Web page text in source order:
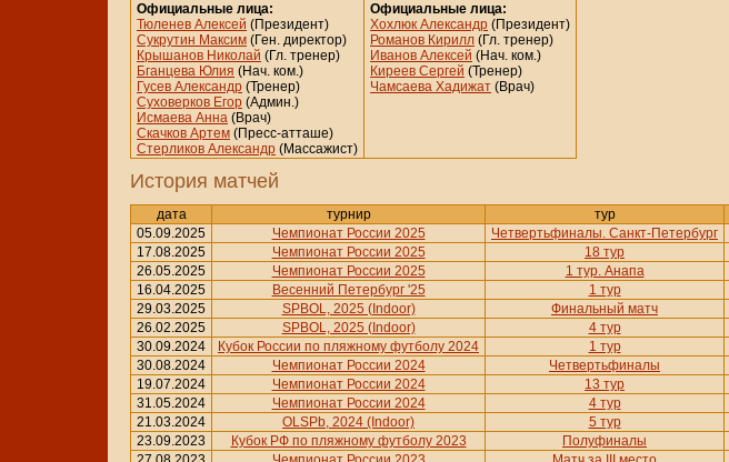
Официальные лица:
Тюленев Алексей (Президент)
Сукрутин Максим (Ген. директор)
Крышанов Николай (Гл. тренер)
Бганцева Юлия (Нач. ком.)
Гусев Александр (Тренер)
Суховерков Егор (Админ.)
Исмаева Анна (Врач)
Скачков Артем (Пресс-атташе)
Стерликов Александр (Массажист)
Официальные лица:
Хохлюк Александр (Президент)
Романов Кирилл (Гл. тренер)
Иванов Алексей (Нач. ком.)
Киреев Сергей (Тренер)
Чамсаева Хадижат (Врач)
История матчей
дата турнир тур
05.09.2025
Чемпионат России 2025 Четвертьфиналы. Санкт-Петербург
17.08.2025
Чемпионат России 2025 18 тур
26.05.2025
Чемпионат России 2025 1 тур. Анапа
16.04.2025
Весенний Петербург '25 1 тур
29.03.2025
SPBOL, 2025 (Indoor) Финальный матч
26.02.2025
SPBOL, 2025 (Indoor) 4 тур
30.09.2024
Кубок России по пляжному футболу 2024 1 тур
30.08.2024
Чемпионат России 2024 Четвертьфиналы
19.07.2024
Чемпионат России 2024 13 тур
31.05.2024
Чемпионат России 2024 4 тур
21.03.2024
OLSPb, 2024 (Indoor) 5 тур
23.09.2023
Кубок РФ по пляжному футболу 2023 Полуфиналы